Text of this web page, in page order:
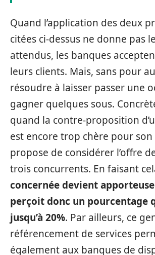
Quand l’application des deux
citées ci-dessus ne donne pas
attendus, les banques
leurs clients. Mais, sans pour
résoudre à laisser passer une
gagner quelques sous.
quand la contre-proposition
est encore trop chère pour
propose de considérer l’offre
trois concurrents. En faisant
concernée devient
perçoit donc un pourcentage
jusqu’à 20%. Par ailleurs, ce
référencement de services
également aux banques de